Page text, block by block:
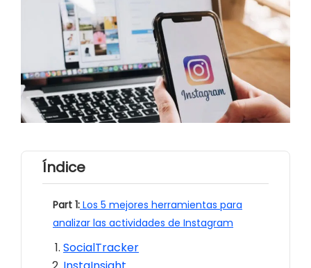
Índice
Part 1: Los 5 mejores herramientas para
analizar las actividades de Instagram
SocialTracker